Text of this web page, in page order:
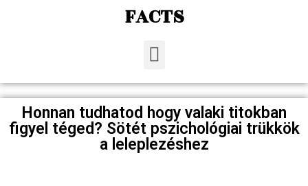
FACTS
Honnan tudhatod hogy valaki titokban
figyel téged? Sötét pszichológiai trükkök
a leleplezéshez